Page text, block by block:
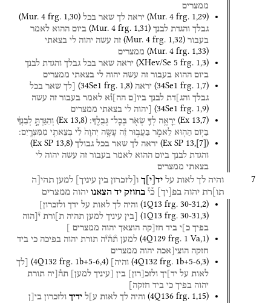
ממצרים
(Mur. 4 frg. 1,29) יראה לך שאר בכל (Mur. 4 frg. 1,30)
גבלך והגדת לבנך (Mur. 4 frg. 1,31) ביום ההוא לאמר
בעבור
(Mur. 4 frg. 1,32) זה עשה יהוה לי בצאתי
(Mur. 4 frg. 1,33) ממצרים
(XHev/Se 5 frg. 1,3) יראה שאר בכל גבלך והגדת לבנך
ביום ההוא בעבור זה עשה יהוה לי בצאתי ממצרים
(34Se1 frg. 1,7) יראה (34Se1 frg. 1,8) [לך שאר בכל
גבלך והג]דת לבנך ביו[ם הה]ו֯א לאמר בעבור זה עשה
(34Se1 frg. 1,9) [יהוה לי בצאתי ממצרים
(Ex 13,7) יֵרָאֶ֥ה לְךָ֛ שְׂאֹ֖ר בְּכָל־ גְּבֻלֶֽךָ׃ (Ex 13,8) וְהִגַּדְתָּ֣ לְבִנְךָ֔
בַּיּ֥וֹם הַה֖וּא לֵאמֹ֑ר בַּעֲב֣וּר זֶ֗ה עָשָׂ֤ה יְהוָה֙ לִ֔י בְּצֵאתִ֖י מִמִּצְרָֽיִם׃
(Ex SP 13,[7]) יראה לך שאר בכל גבולך (Ex SP 13,8)
והגדת לבנך ביום ההוא לאמר בעבור זה עשה יהוה לי
בצאתי ממצרים
7 והיה לך לאות על יד י ך ו[לזכרון בין עיניך] למען תהי[ה
תו]רת יהוה בפ יך כ֯י֯ בחוזק יד הצאנו יהוה ממצרים
(1Q13 frg. 30-31,2) והיה לך לאות על ידך ולזכרון]
(1Q13 frg. 30-31,3) [בין עיניך למען תהיה ת]ורת י֯[הוה
בפיך כ]י ביד חז[קה הוצאך יהוה ממצרים
(4Q129 frg. 1 Va,1) למען ת֯ה֯י֯ה תורת יהוה בפיכה כי ביד
חזקה הוצי[אכה יהוה ממצרים
(4Q132 frg. 1b+5-6,3) והיה] (4Q132 frg. 1b+5-6,4)
[לך
לאות על יד]יך ולזכ רון בין [עיניך למען] תה֯[יה תורת
יהוה בפיך כי ביד חזקה]
(4Q136 frg. 1,15) והיה לך לאות ע]ל ידיך ולזכרון בי[ן